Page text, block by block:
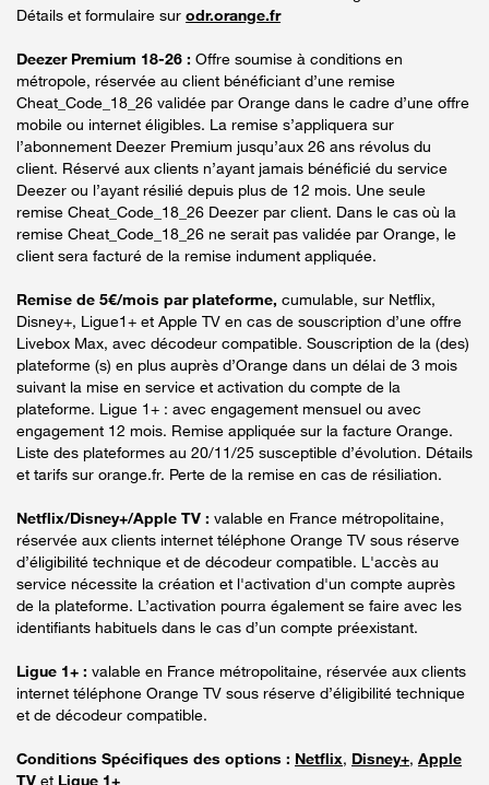
Détails et formulaire sur odr.orange.fr
Deezer Premium 18-26 : Offre soumise à conditions en
métropole, réservée au client bénéficiant d’une remise
Cheat_Code_18_26 validée par Orange dans le cadre d’une offre
mobile ou internet éligibles. La remise s’appliquera sur
l’abonnement Deezer Premium jusqu’aux 26 ans révolus du
client. Réservé aux clients n’ayant jamais bénéficié du service
Deezer ou l’ayant résilié depuis plus de 12 mois. Une seule
remise Cheat_Code_18_26 Deezer par client. Dans le cas où la
remise Cheat_Code_18_26 ne serait pas validée par Orange, le
client sera facturé de la remise indument appliquée.
Remise de 5€/mois par plateforme, cumulable, sur Netflix,
Disney+, Ligue1+ et Apple TV en cas de souscription d’une offre
Livebox Max, avec décodeur compatible. Souscription de la (des)
plateforme (s) en plus auprès d’Orange dans un délai de 3 mois
suivant la mise en service et activation du compte de la
plateforme. Ligue 1+ : avec engagement mensuel ou avec
engagement 12 mois. Remise appliquée sur la facture Orange.
Liste des plateformes au 20/11/25 susceptible d’évolution. Détails
et tarifs sur orange.fr. Perte de la remise en cas de résiliation.
Netflix/Disney+/Apple TV : valable en France métropolitaine,
réservée aux clients internet téléphone Orange TV sous réserve
d’éligibilité technique et de décodeur compatible. L'accès au
service nécessite la création et l'activation d'un compte auprès
de la plateforme. L’activation pourra également se faire avec les
identifiants habituels dans le cas d’un compte préexistant.
Ligue 1+ : valable en France métropolitaine, réservée aux clients
internet téléphone Orange TV sous réserve d’éligibilité technique
et de décodeur compatible.
Conditions Spécifiques des options : Netflix, Disney+, Apple
TV et Ligue 1+